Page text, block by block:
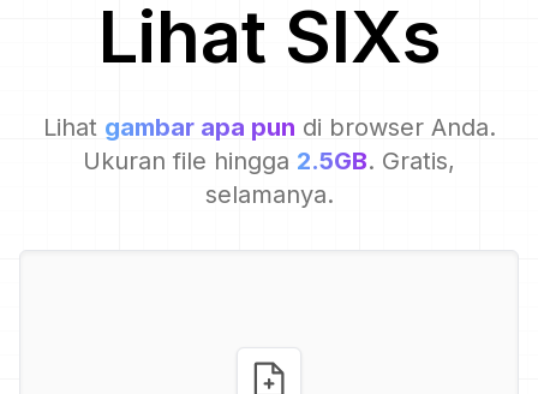
Lihat SIXs
Lihat gambar apa pun di browser Anda.
Ukuran file hingga 2.5GB. Gratis,
selamanya.